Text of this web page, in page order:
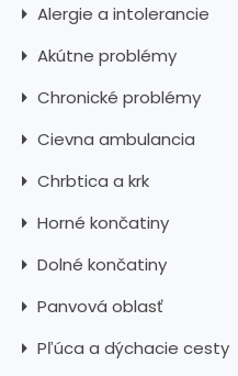
Alergie a intolerancie
Akútne problémy
Chronické problémy
Cievna ambulancia
Chrbtica a krk
Horné končatiny
Dolné končatiny
Panvová oblasť
Pľúca a dýchacie cesty